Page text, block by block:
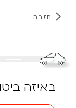
חזרה
באיזה